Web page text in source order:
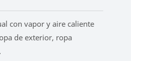
con vapor y aire caliente
de exterior, ropa